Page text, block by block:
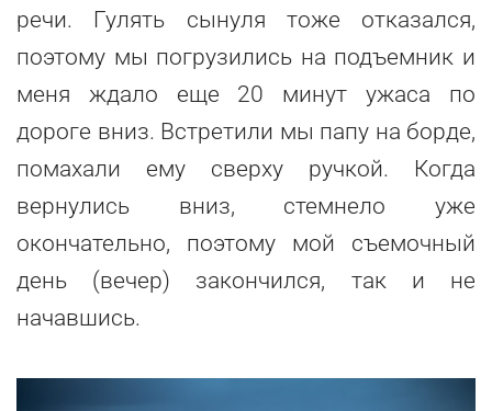
речи. Гулять сынуля тоже отказался,
поэтому мы погрузились на подъемник и
меня ждало еще 20 минут ужаса по
дороге вниз. Встретили мы папу на борде,
помахали ему сверху ручкой. Когда
вернулись вниз, стемнело уже
окончательно, поэтому мой съемочный
день (вечер) закончился, так и не
начавшись.